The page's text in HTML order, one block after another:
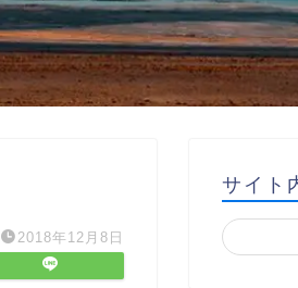
2018年12月8日
サイト